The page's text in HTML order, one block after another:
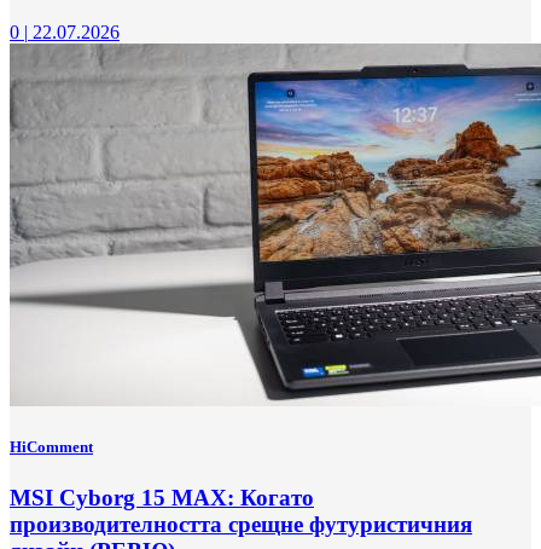
0 | 22.07.2026
HiComment
MSI Cyborg 15 MAX: Когато
производителността срещне футуристичния